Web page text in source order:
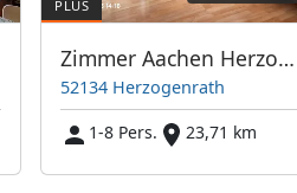
Zimmer Aachen Herzogenrath
52134 Herzogenrath
1-8 Pers.
23,71 km